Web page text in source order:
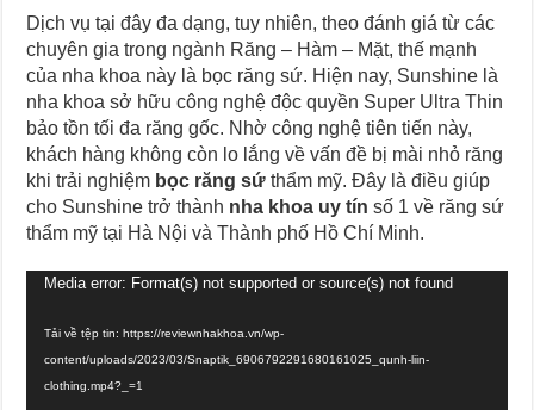
Dịch vụ tại đây đa dạng, tuy nhiên, theo đánh giá từ các
chuyên gia trong ngành Răng – Hàm – Mặt, thế mạnh
của nha khoa này là bọc răng sứ. Hiện nay, Sunshine là
nha khoa sở hữu công nghệ độc quyền Super Ultra Thin
bảo tồn tối đa răng gốc. Nhờ công nghệ tiên tiến này,
khách hàng không còn lo lắng về vấn đề bị mài nhỏ răng
khi trải nghiệm bọc răng sứ thẩm mỹ. Đây là điều giúp
cho Sunshine trở thành nha khoa uy tín số 1 về răng sứ
thẩm mỹ tại Hà Nội và Thành phố Hồ Chí Minh.
Trình
Video
Media error: Format(s) not supported or source(s) not found
Tải về tệp tin: https://reviewnhakhoa.vn/wp-
content/uploads/2023/03/Snaptik_6906792291680161025_qunh-liin-
clothing.mp4?_=1